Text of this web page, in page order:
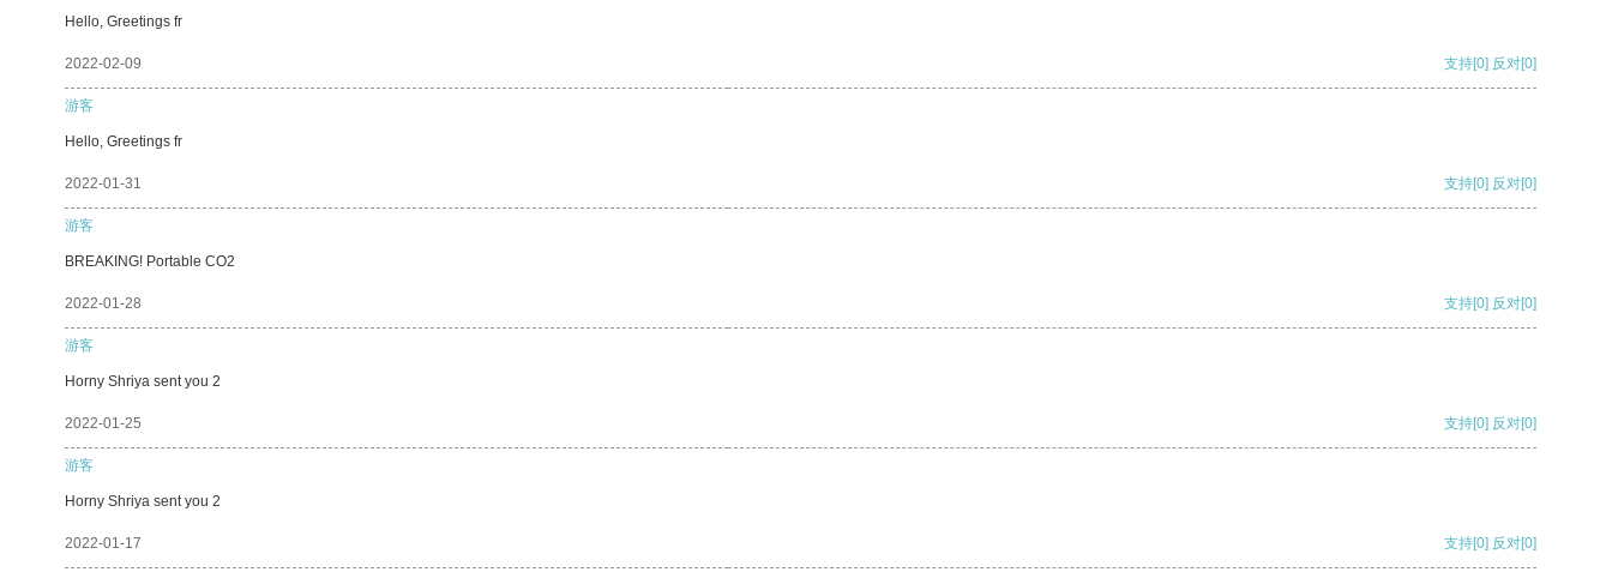
Hello, Greetings fr
2022-02-09 支持[0] 反对[0]
游客
Hello, Greetings fr
2022-01-31 支持[0] 反对[0]
游客
BREAKING! Portable CO2
2022-01-28 支持[0] 反对[0]
游客
Horny Shriya sent you 2
2022-01-25 支持[0] 反对[0]
游客
Horny Shriya sent you 2
2022-01-17 支持[0] 反对[0]